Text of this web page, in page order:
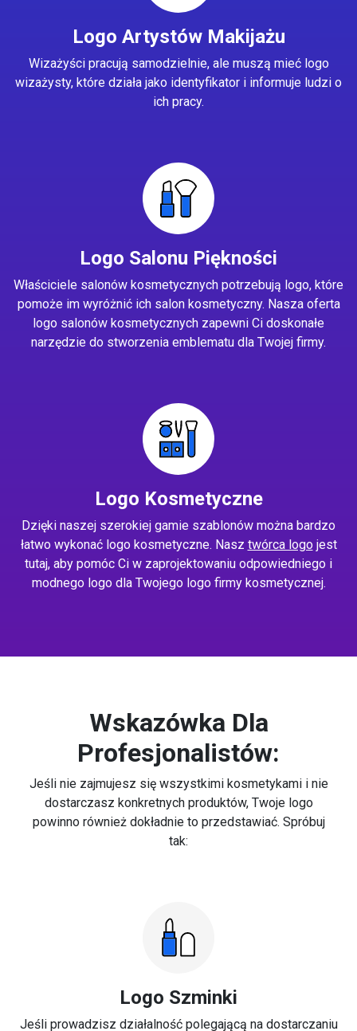
Logo Artystów Makijażu
Wizażyści pracują samodzielnie, ale muszą mieć logo
wizażysty, które działa jako identyfikator i informuje ludzi o
ich pracy.
Logo Salonu Piękności
Właściciele salonów kosmetycznych potrzebują logo, które
pomoże im wyróżnić ich salon kosmetyczny. Nasza oferta
logo salonów kosmetycznych zapewni Ci doskonałe
narzędzie do stworzenia emblematu dla Twojej firmy.
Logo Kosmetyczne
Dzięki naszej szerokiej gamie szablonów można bardzo
łatwo wykonać logo kosmetyczne. Nasz twórca logojest
tutaj, aby pomóc Ci w zaprojektowaniu odpowiedniego i
modnego logo dla Twojego logo firmy kosmetycznej.
Wskazówka Dla
Profesjonalistów:
Jeśli nie zajmujesz się wszystkimi kosmetykami i nie
dostarczasz konkretnych produktów, Twoje logo
powinno również dokładnie to przedstawiać. Spróbuj
tak:
Logo Szminki
Jeśli prowadzisz działalność polegającą na dostarczaniu